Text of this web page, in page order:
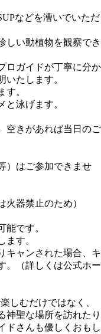
などを漕いでいただ
しい動植物を観察でき
ロガイドが丁寧に分か
いたします。
す。
と泳げます。
空きがあれば当日のご
）はご参加できませ
火器禁止のため）
能です。
ます。
キャンされた場合、キ
。（詳しくは公式ホー
しむだけではなく、
神聖な場所を訪れたり
ドさんも優しくおもし